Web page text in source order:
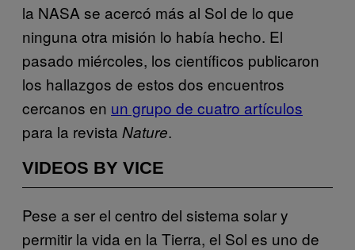
la NASA se acercó más al Sol de lo que
ninguna otra misión lo había hecho. El
pasado miércoles, los científicos publicaron
los hallazgos de estos dos encuentros
cercanos en un grupo de cuatro artículos
para la revista Nature.
VIDEOS BY VICE
Pese a ser el centro del sistema solar y
permitir la vida en la Tierra, el Sol es uno de